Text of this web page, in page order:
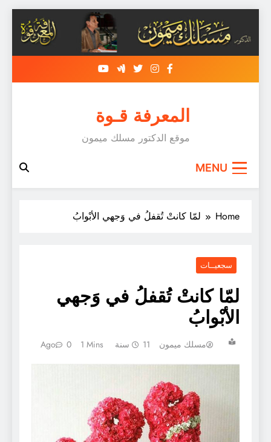
content
المعرفة قـوة
موقع الدكتور مسلك ميمون
MENU
Home لمّا كانتْ تُقفلُ في وَجهي الأبْوابُ
سجعيــات
لمّا كانتْ تُقفلُ في وَجهي
الأبْوابُ
مسلك ميمون 11 سنة Ago 0 1 Mins